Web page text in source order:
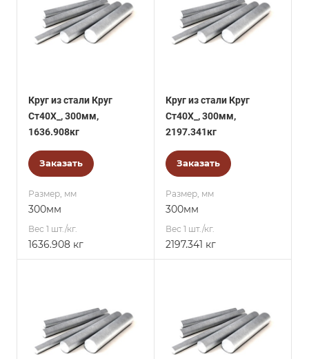
Круг из стали Круг
Ст40Х_, 300мм,
1636.908кг
Заказать
Размер, мм
300мм
Вес 1 шт./кг.
1636.908 кг
Круг из стали Круг
Ст40Х_, 300мм,
2197.341кг
Заказать
Размер, мм
300мм
Вес 1 шт./кг.
2197.341 кг